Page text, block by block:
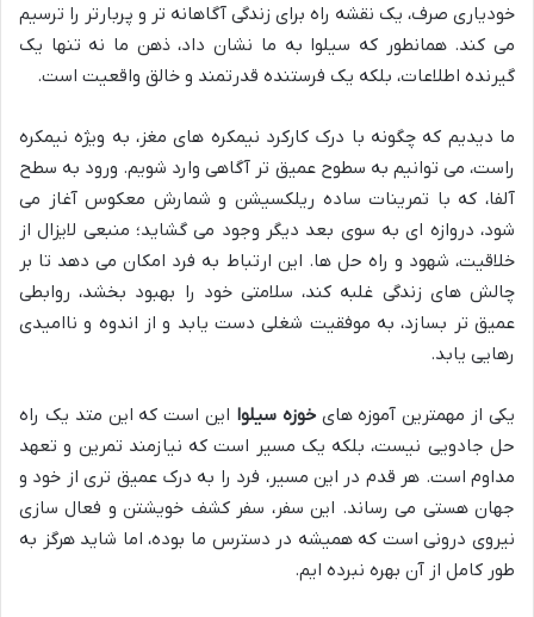
خودیاری صرف، یک نقشه راه برای زندگی آگاهانه تر و پربارتر را ترسیم
می کند. همانطور که سیلوا به ما نشان داد، ذهن ما نه تنها یک
گیرنده اطلاعات، بلکه یک فرستنده قدرتمند و خالق واقعیت است.
ما دیدیم که چگونه با درک کارکرد نیمکره های مغز، به ویژه نیمکره
راست، می توانیم به سطوح عمیق تر آگاهی وارد شویم. ورود به سطح
آلفا، که با تمرینات ساده ریلکسیشن و شمارش معکوس آغاز می
شود، دروازه ای به سوی بعد دیگر وجود می گشاید؛ منبعی لایزال از
خلاقیت، شهود و راه حل ها. این ارتباط به فرد امکان می دهد تا بر
چالش های زندگی غلبه کند، سلامتی خود را بهبود بخشد، روابطی
عمیق تر بسازد، به موفقیت شغلی دست یابد و از اندوه و ناامیدی
رهایی یابد.
یکی از مهمترین آموزه هایخوزه سیلوا این است که این متد یک راه
حل جادویی نیست، بلکه یک مسیر است که نیازمند تمرین و تعهد
مداوم است. هر قدم در این مسیر، فرد را به درک عمیق تری از خود و
جهان هستی می رساند. این سفر، سفر کشف خویشتن و فعال سازی
نیروی درونی است که همیشه در دسترس ما بوده، اما شاید هرگز به
طور کامل از آن بهره نبرده ایم.